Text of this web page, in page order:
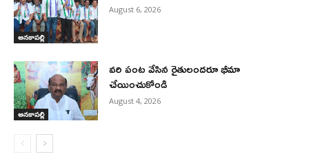
అనకాపల్లి
August 6, 2026
అనకాపల్లి
వరి పంట వేసిన రైతులందరూ భీమా
చేయించుకోండి
August 4, 2026